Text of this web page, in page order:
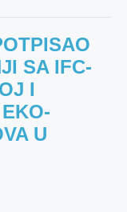
SA IFC-
I
U